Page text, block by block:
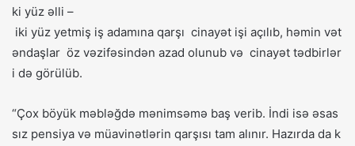
ki yüz əlli –
iki yüz yetmiş iş adamına qarşı cinayət işi açılıb, həmin vət
əndaşlar öz vəzifəsindən azad olunub və cinayət tədbirlər
i də görülüb.
“Çox böyük məbləğdə mənimsəmə baş verib. İndi isə əsas
sız pensiya və müavinətlərin qarşısı tam alınır. Hazırda da k